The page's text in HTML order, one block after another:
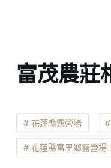
富茂農莊
# 花蓮縣露營場
# 花蓮縣富里鄉露營場